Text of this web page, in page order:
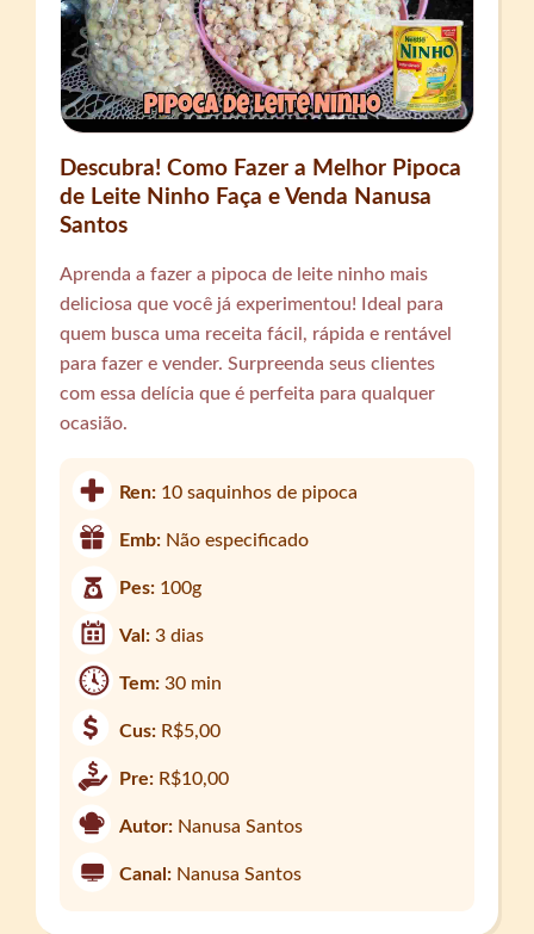
Descubra! Como Fazer a Melhor Pipoca
de Leite Ninho Faça e Venda Nanusa
Santos
Aprenda a fazer a pipoca de leite ninho mais
deliciosa que você já experimentou! Ideal para
quem busca uma receita fácil, rápida e rentável
para fazer e vender. Surpreenda seus clientes
com essa delícia que é perfeita para qualquer
ocasião.
Ren: 10 saquinhos de pipoca
Emb: Não especificado
Pes: 100g
Val:3 dias
Tem:30 min
Cus: R$5,00
Pre: R$10,00
Autor: Nanusa Santos
Canal: Nanusa Santos